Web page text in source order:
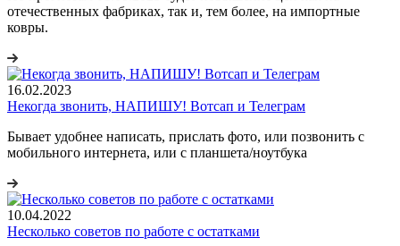
отечественных фабриках, так и, тем более, на импортные
ковры.
16.02.2023
Некогда звонить, НАПИШУ! Вотсап и Телеграм
Бывает удобнее написать, прислать фото, или позвонить с
мобильного интернета, или с планшета/ноутбука
10.04.2022
Несколько советов по работе с остатками